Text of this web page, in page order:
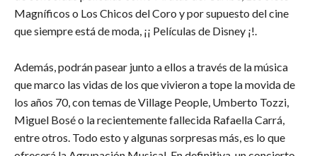
Magníficos o Los Chicos del Coro y por supuesto del cine
que siempre está de moda, ¡¡ Películas de Disney ¡!.
Además, podrán pasear junto a ellos a través de la música
que marco las vidas de los que vivieron a tope la movida de
los años 70, con temas de Village People, Umberto Tozzi,
Miguel Bosé o la recientemente fallecida Rafaella Carrá,
entre otros. Todo esto y algunas sorpresas más, es lo que